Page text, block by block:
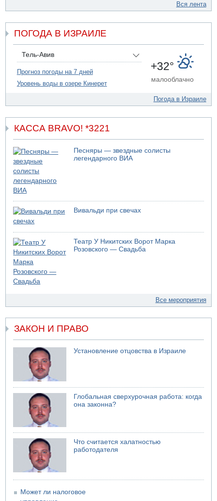
Ynet: "Хизбалла" запустила БПЛА со взрывчаткой по
07.08.2026 19:16
ДТП в Ашдоде: тяжело ранены двое маленьких детей
07.08.2026 19:14
Скончался водитель, врезавшийся в стену в
Иерусалиме
07.08.2026 17:57
Вся лента
ПОГОДА В ИЗРАИЛЕ
Тель-Авив
Прогноз погоды на 7 дней
Уровень воды в озере Кинерет
+32°
малооблачно
Погода в Израиле
КАССА BRAVO! *3221
Песняры — звездные солисты
легендарного ВИА
Вивальди при свечах
Театр У Никитских Ворот Марка
Розовского — Свадьба
Все мероприятия
ЗАКОН И ПРАВО
Установление отцовства в Израиле
Глобальная сверхурочная работа: когда
она законна?
Что считается халатностью
работодателя
Может ли налоговое